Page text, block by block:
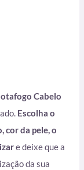
Cabelo
Escolha o
cor da pele, o
e deixe que a
da sua